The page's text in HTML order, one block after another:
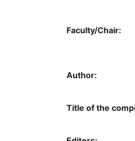
Faculty/Chair:
Author:
Title of the